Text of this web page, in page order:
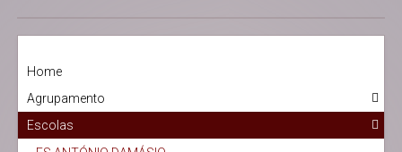
Home
Agrupamento
Escolas